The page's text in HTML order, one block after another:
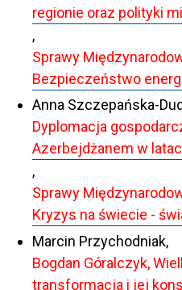
regionie oraz polityki
,
Sprawy
Bezpieczeństwo
Anna Szczepańska-
Dyplomacja
Azerbejdżanem w
,
Sprawy
Kryzys na świecie -
Marcin Przychodniak,
Bogdan Góralczyk,
transformacja i jej